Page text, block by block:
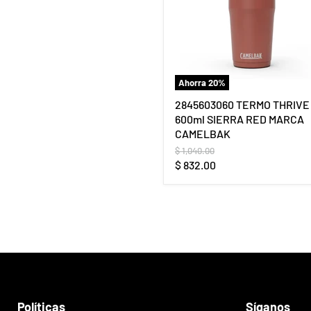
Ahorra20%
2845603060 TERMO THRIVE
600ml SIERRA RED MARCA
CAMELBAK
Precio
original
$ 1,040.00
Precio
$ 832.00
Políticas Síganos